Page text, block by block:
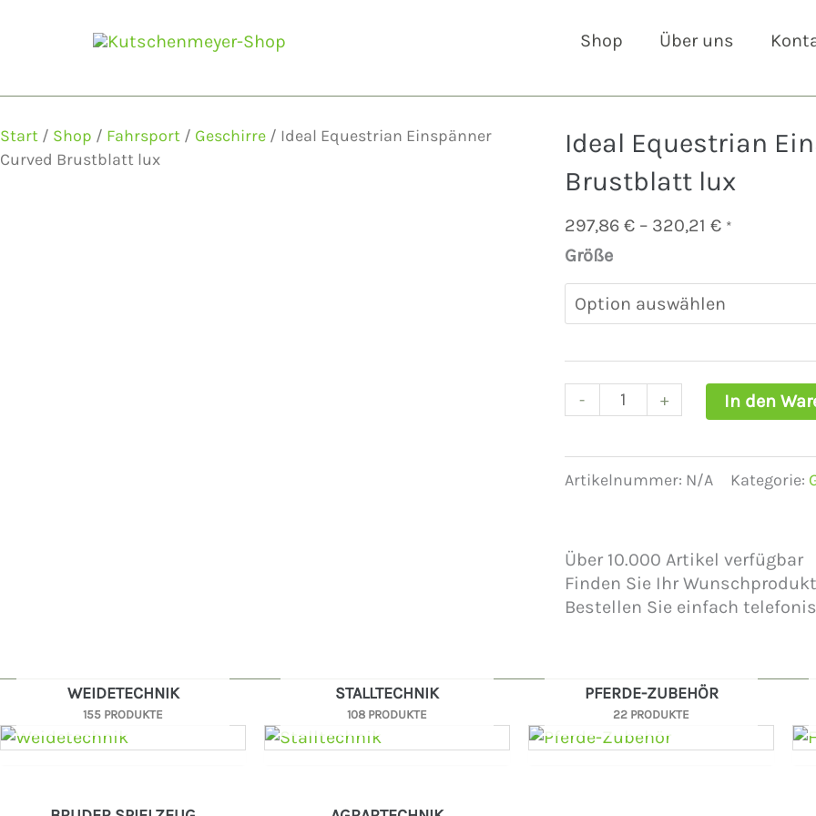
Shop Über uns
Start / Shop / Fahrsport / Geschirre / Ideal Equestrian Einspänner
Curved Brustblatt lux
Ideal Equestrian
Brustblatt lux
297,86 € – 320,21 €
320,21 €
*
Größe
-
Ideal
Equestrian
Einspänner
Brustblatt
lux
Menge
+ In den
Artikelnummer: N/A Kategorie:
Über 10.000 Artikel verfügbar
Finden Sie Ihr
Bestellen Sie einfach
WEIDETECHNIK
155 PRODUKTE
STALLTECHNIK
108 PRODUKTE
PFERDE-ZUBEHÖR
22 PRODUKTE